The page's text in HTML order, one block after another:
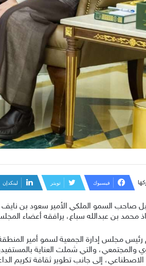
فيسبوك تويتر لينكدإن
صاحب السمو الملكي الأمير سعود بن نايف
محمد بن عبدالله سباع، يرافقه أعضاء
مجلس إدارة الجمعية لسمو أمير
والمجتمعي، والتي شملت العناية
الاصطناعي، إلى جانب تطوير ثقافة تكريم